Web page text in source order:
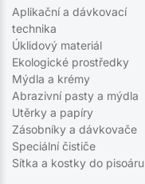
Aplikační a dávkovací
technika
Úklidový materiál
Ekologické prostředky
Mýdla a krémy
Abrazivní pasty a mýdla
Utěrky a papíry
Zásobníky a dávkovače
Speciální čističe
Sítka a kostky do pisoáru